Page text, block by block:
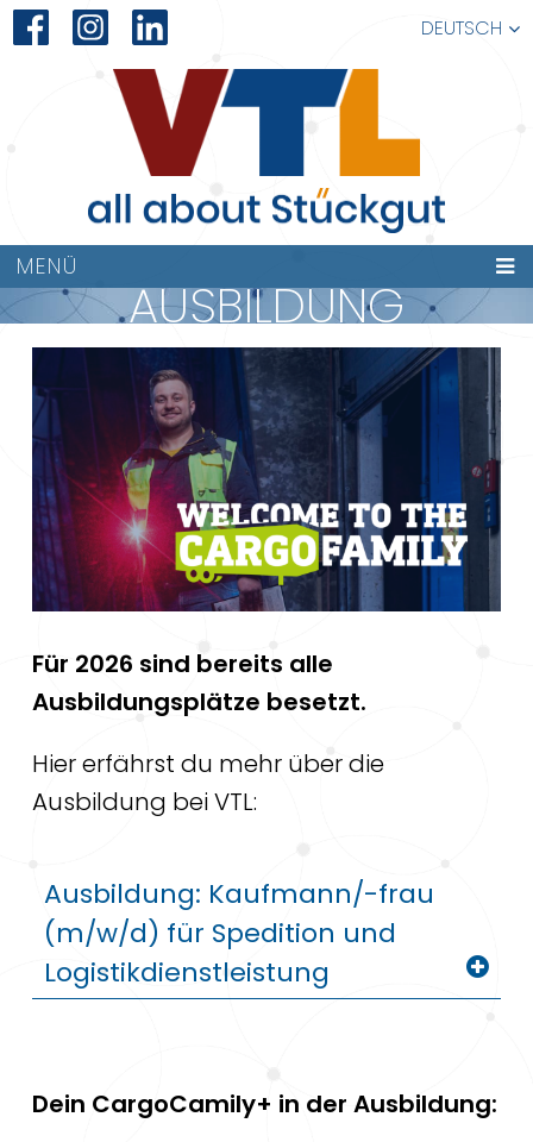
DEUTSCH
MENÜ
AUSBILDUNG
Für 2026 sind bereits alle
Ausbildungsplätze besetzt.
Hier erfährst du mehr über die
Ausbildung bei VTL:
Ausbildung: Kaufmann/-frau
(m/w/d) für Spedition und
Logistikdienstleistung
Dein CargoCamily+ in der Ausbildung: